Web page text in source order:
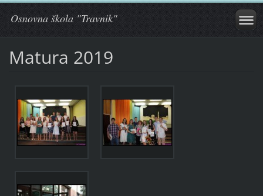
Osnovna škola "Travnik"
Matura 2019